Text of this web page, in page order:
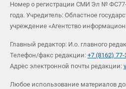
Номер о регистрации СМИ Эл № ФС77-
года. Учредитель: Областное
учреждение «Агентство
Главный редактор: И.о. главного
Телефон/факс редакции: +7 (8162) 77-
Адрес электронной почты редакции:
Любое использование материалов